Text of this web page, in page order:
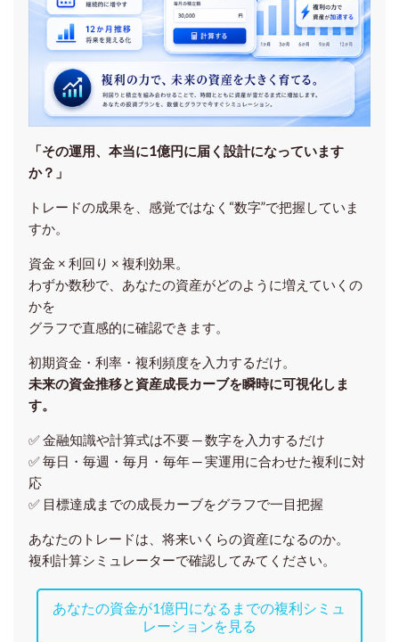
「その運用、本当に1億円に届く設計になっています
か？」
トレードの成果を、感覚ではなく“数字”で把握していま
すか。
資金 × 利回り × 複利効果。
わずか数秒で、あなたの資産がどのように増えていくの
かを
グラフで直感的に確認できます。
初期資金・利率・複利頻度を入力するだけ。
未来の資金推移と資産成長カーブを瞬時に可視化しま
す。
✅ 金融知識や計算式は不要 ─ 数字を入力するだけ
✅ 毎日・毎週・毎月・毎年 ─ 実運用に合わせた複利に対
応
✅ 目標達成までの成長カーブをグラフで一目把握
あなたのトレードは、将来いくらの資産になるのか。
複利計算シミュレーターで確認してみてください。
あなたの資金が1億円になるまでの複利シミュ
レーションを見る